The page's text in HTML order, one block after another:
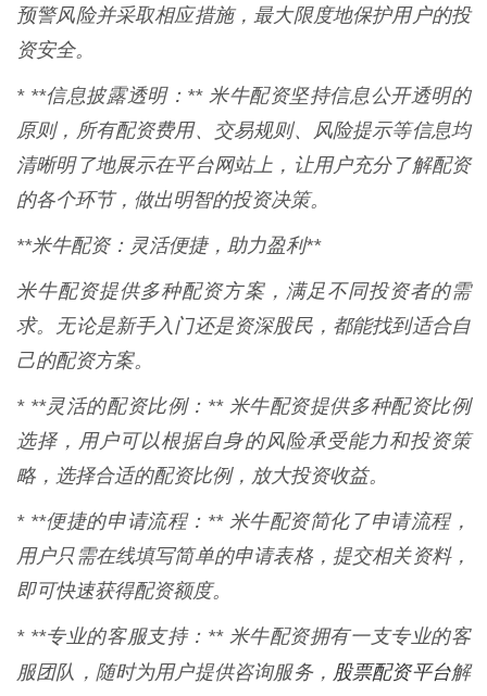
预警风险并采取相应措施，最大限度地保护用户的投
资安全。
* **信息披露透明：** 米牛配资坚持信息公开透明的
原则，所有配资费用、交易规则、风险提示等信息均
清晰明了地展示在平台网站上，让用户充分了解配资
的各个环节，做出明智的投资决策。
**米牛配资：灵活便捷，助力盈利**
米牛配资提供多种配资方案，满足不同投资者的需
求。无论是新手入门还是资深股民，都能找到适合自
己的配资方案。
* **灵活的配资比例：** 米牛配资提供多种配资比例
选择，用户可以根据自身的风险承受能力和投资策
略，选择合适的配资比例，放大投资收益。
* **便捷的申请流程：** 米牛配资简化了申请流程，
用户只需在线填写简单的申请表格，提交相关资料，
即可快速获得配资额度。
* **专业的客服支持：** 米牛配资拥有一支专业的客
服团队，随时为用户提供咨询服务， 股票配资平台解